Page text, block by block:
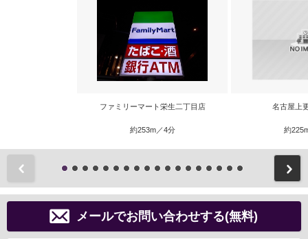
ファミリーマート栄生二丁目店
約253m／4分
名古屋上
約
メールでお問い合わせする(無料)